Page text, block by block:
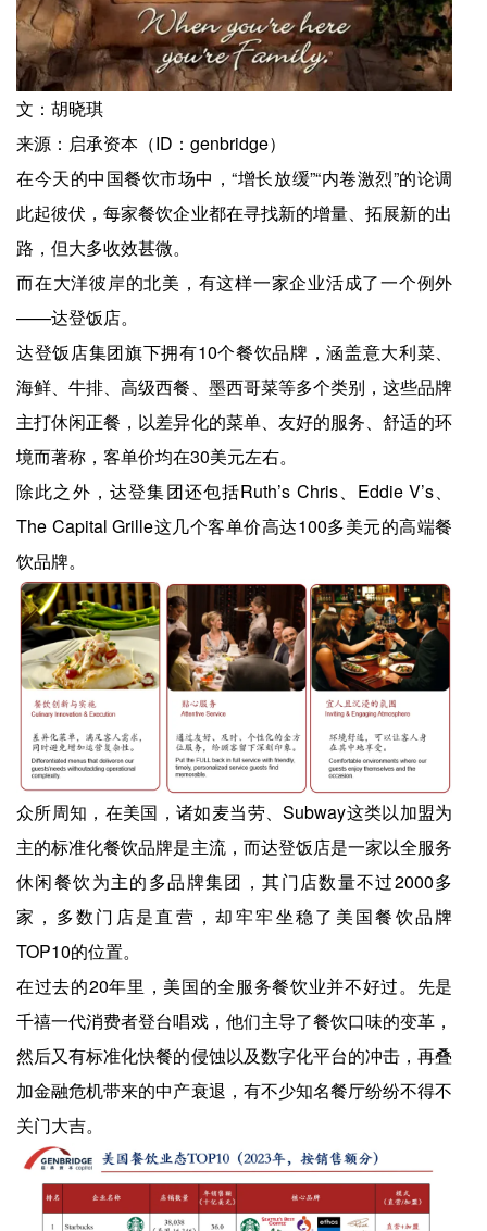
文：胡晓琪
来源：启承资本（ID：genbridge）
在今天的中国餐饮市场中，“增长放缓”“内卷激烈”的论调
此起彼伏，每家餐饮企业都在寻找新的增量、拓展新的出
路，但大多收效甚微。
而在大洋彼岸的北美，有这样一家企业活成了一个例外
——达登饭店。
达登饭店集团旗下拥有10个餐饮品牌，涵盖意大利菜、
海鲜、牛排、高级西餐、墨西哥菜等多个类别，这些品牌
主打休闲正餐，以差异化的菜单、友好的服务、舒适的环
境而著称，客单价均在30美元左右。
除此之外，达登集团还包括Ruth’s Chris、Eddie V’s、
The Capital Grille这几个客单价高达100多美元的高端餐
饮品牌。
众所周知，在美国，诸如麦当劳、Subway这类以加盟为
主的标准化餐饮品牌是主流，而达登饭店是一家以全服务
休闲餐饮为主的多品牌集团，其门店数量不过2000多
家，多数门店是直营，却牢牢坐稳了美国餐饮品牌
TOP10的位置。
在过去的20年里，美国的全服务餐饮业并不好过。先是
千禧一代消费者登台唱戏，他们主导了餐饮口味的变革，
然后又有标准化快餐的侵蚀以及数字化平台的冲击，再叠
加金融危机带来的中产衰退，有不少知名餐厅纷纷不得不
关门大吉。